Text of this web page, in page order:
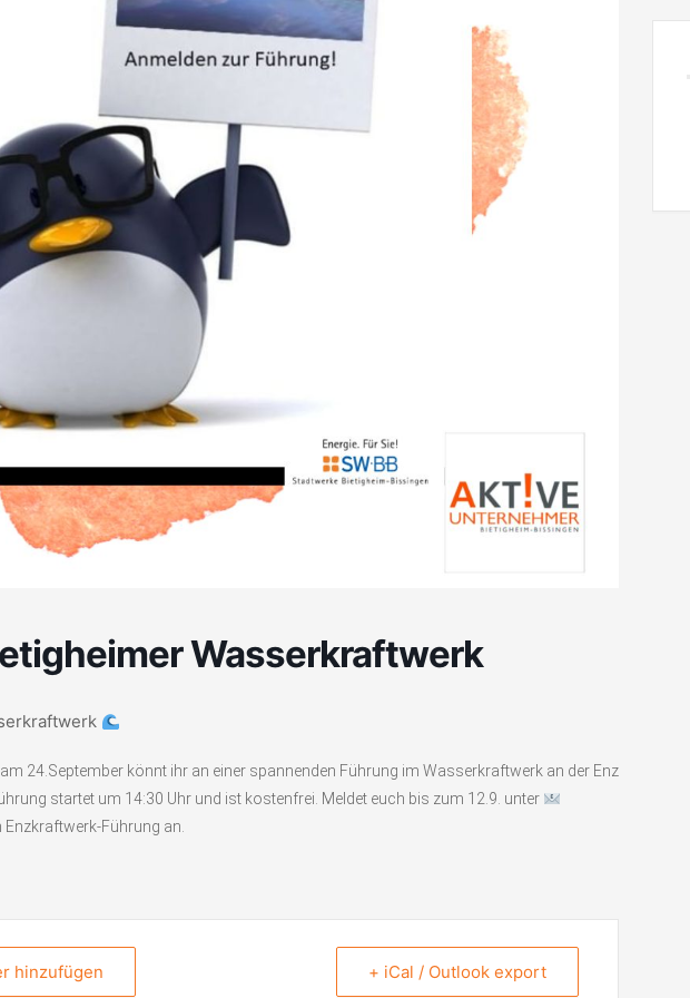
Wasserkraftwerk
24.September könnt ihr an einer spannenden Führung im Wasserkraftwerk an der Enz
startet um 14:30 Uhr und ist kostenfrei. Meldet euch bis zum 12.9. unter
Führung an.
hinzufügen + iCal / Outlook export